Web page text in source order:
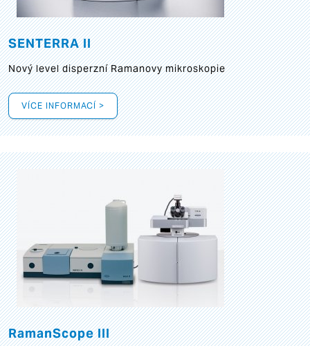
SENTERRA II
Nový level disperzní Ramanovy mikroskopie
VÍCE INFORMACÍ >
RamanScope III